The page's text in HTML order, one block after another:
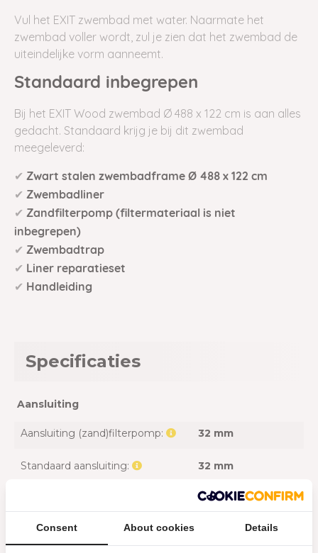
Vul het EXIT zwembad met water. Naarmate het
zwembad voller wordt, zul je zien dat het zwembad de
uiteindelijke vorm aanneemt.
Standaard inbegrepen
Bij het EXIT Wood zwembad Ø 488 x 122 cm is aan alles
gedacht. Standaard krijg je bij dit zwembad
meegeleverd:
✔ Zwart stalen zwembadframe Ø 488 x 122 cm
✔ Zwembadliner
✔ Zandfilterpomp (filtermateriaal is niet
inbegrepen)
✔ Zwembadtrap
✔ Liner reparatieset
✔ Handleiding
Specificaties
Aansluiting
Aansluiting (zand)filterpomp: 32 mm
Standaard aansluiting: 32 mm
Inclusief afdekzeil:
Consent About cookies Details